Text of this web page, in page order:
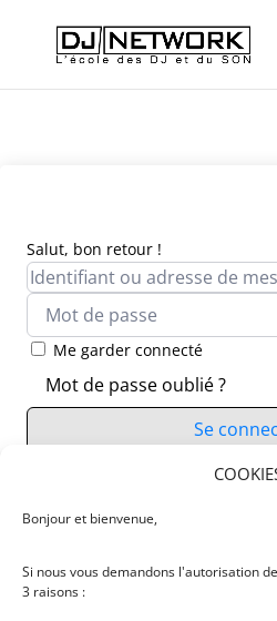
Bonjour et bienvenue,
Si nous vous demandons l'autorisation
3 raisons :
Salut, bon retour !
Me garder connecté
Mot de passe oublié ?
Se
Vous n’avez pas de compte ?